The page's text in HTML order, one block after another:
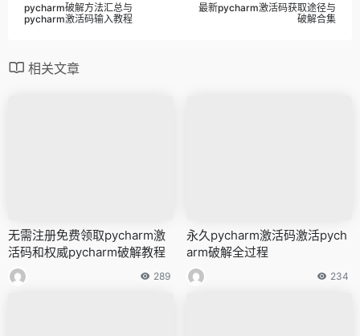
pycharm破解方法汇总与
pycharm激活码输入教程
最新pycharm激活码获取途径与
破解合集
相关文章
无需注册免费领取pycharm激
活码和权威pycharm破解教程
289
永久pycharm激活码激活pych
arm破解全过程
234